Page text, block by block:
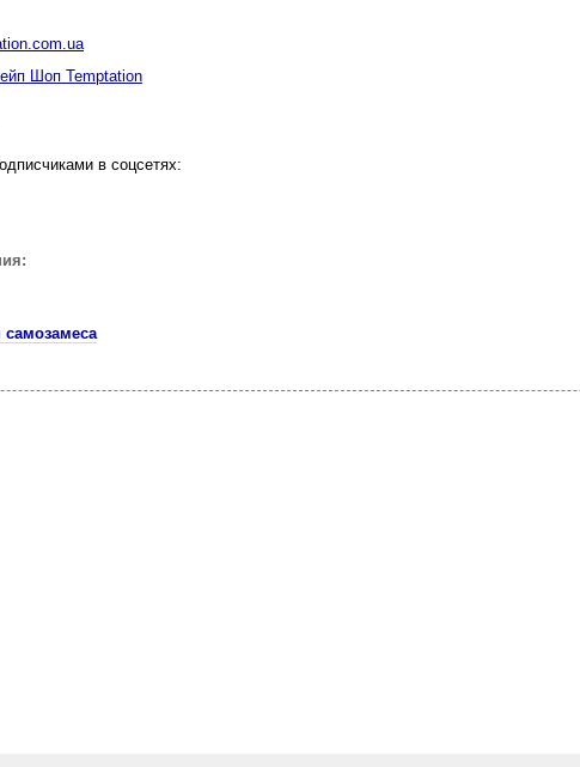
Шоп Temptation
в соцсетях:
самозамеса